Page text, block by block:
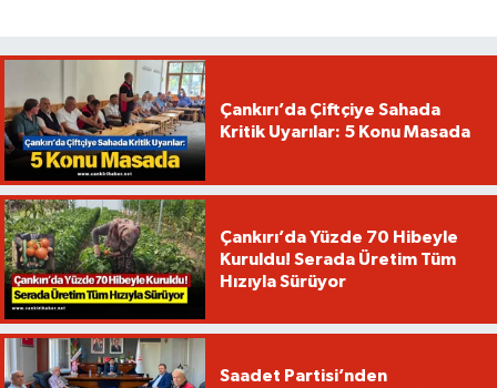
Çankırı’da Çiftçiye Sahada
Kritik Uyarılar: 5 Konu Masada
Çankırı’da Yüzde 70 Hibeyle
Kuruldu! Serada Üretim Tüm
Hızıyla Sürüyor
Saadet Partisi’nden